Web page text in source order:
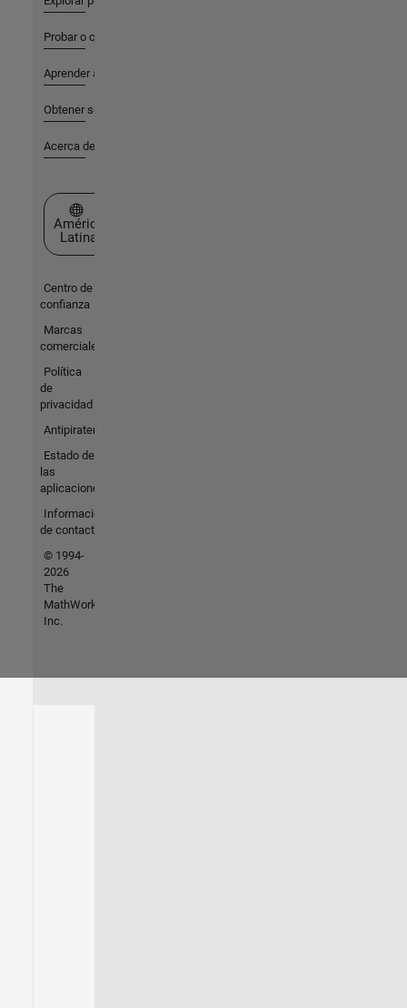
Probar o comprar
Aprender a utilizar
Obtener soporte
Acerca de MathWorks
Seleccione un país/idioma
América
Latina
Centro de
confianza
Marcas
comerciales
Política
de
privacidad
Antipiratería
Estado de
las
aplicaciones
Información
de contacto
© 1994-
2026
The
MathWorks,
Inc.